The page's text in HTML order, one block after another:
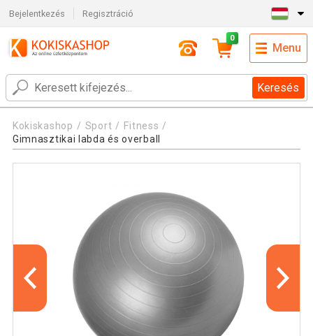
Bejelentkezés Regisztráció
Keresés
0
Menu
Kokiskashop Sport
Fitness
Gimnasztikai labda és overball